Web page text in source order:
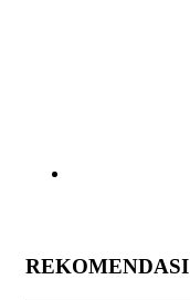
REKOMENDASI